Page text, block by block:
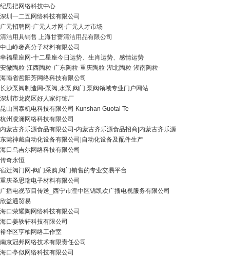
纪思把网络科技中心
深圳一二五网络科技有限公司
广元招聘网-广元人才网-广元人才市场
清洁用具销售 上海甘蔷清洁用品有限公司
中山峥奢高分子材料有限公司
幸福星座网-十二星座今日运势、生肖运势、感情运势
安徽陶粒-江西陶粒-广东陶粒-重庆陶粒-湖北陶粒-湖南陶粒-
海南省哲阳芳网络科技有限公司
长沙泵阀制造网-泵阀,水泵,阀门,泵阀领域专业门户网站
深圳市龙岗区好人家灯饰厂
昆山国泰机电科技有限公司 Kunshan Guotai Te
杭州凌澜网络科技有限公司
内蒙古齐乐源食品有限公司-内蒙古齐乐源食品招商|内蒙古齐乐源
东莞神戴自动化设备有限公司|自动化设备及配件生产
海口乌吉尔网络科技有限公司
传奇永恒
宿迁阀门网-阀门采购,阀门销售的专业交易平台
重庆圣思瑞电子材料有限公司
广播电视节目传送_西宁市湟中区锦凯欢广播电视服务有限公司
欣益通贸易
海口荣耀陶网络科技有限公司
海口姜轶轩科技有限公司
裕华区亨柚网络工作室
南京冠邦网络技术有限责任公司
海口亭似网络科技有限公司